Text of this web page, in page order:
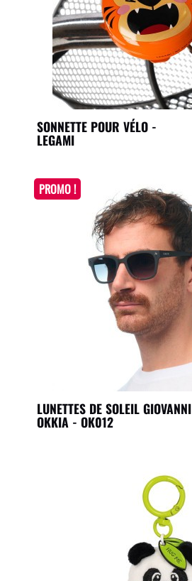
SONNETTE POUR VÉLO -
LEGAMI
LUNETTES DE SOLEIL GIOVANNI
OKKIA - OK012
PROMO !